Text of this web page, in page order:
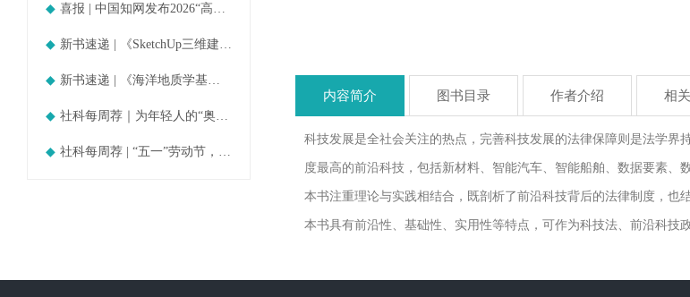
喜报 | 中国知网发布2026“高被引
新书速递 | 《SketchUp三维建模教
新书速递 | 《海洋地质学基础》
社科每周荐｜为年轻人的“奥德赛时期
社科每周荐 | “五一”劳动节，守护
内容简介 图书目录 作者介绍 相
科技发展是全社会关注的热点，完善科技发展的法律保障则是法学
度最高的前沿科技，包括新材料、智能汽车、智能船舶、数据要素、
本书注重理论与实践相结合，既剖析了前沿科技背后的法律制度，也
本书具有前沿性、基础性、实用性等特点，可作为科技法、前沿科技